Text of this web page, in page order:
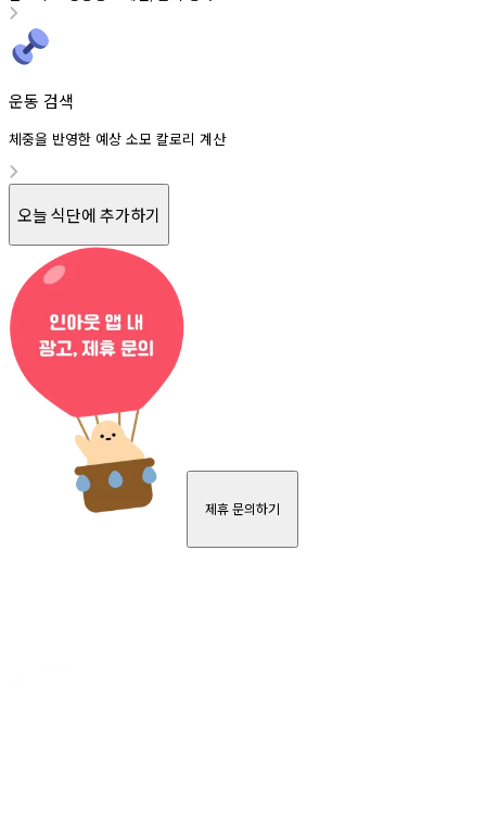
운동 검색
체중을 반영한 예상 소모 칼로리 계산
오늘 식단에 추가하기
제휴 문의하기